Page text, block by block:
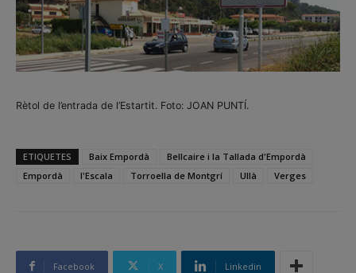
Rètol de l’entrada de l’Estartit. Foto: JOAN PUNTÍ.
ETIQUETES Baix Empordà
Bellcaire i la Tallada d'Empordà
Empordà
l'Escala Torroella de Montgrí Ullà Verges
Facebook X Linkedin